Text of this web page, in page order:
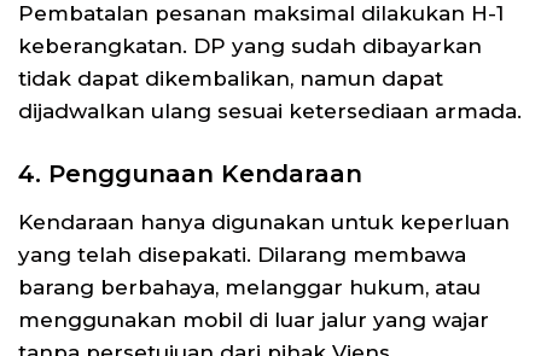
Pembatalan pesanan maksimal dilakukan H-1
keberangkatan. DP yang sudah dibayarkan
tidak dapat dikembalikan, namun dapat
dijadwalkan ulang sesuai ketersediaan armada.
4. Penggunaan Kendaraan
Kendaraan hanya digunakan untuk keperluan
yang telah disepakati. Dilarang membawa
barang berbahaya, melanggar hukum, atau
menggunakan mobil di luar jalur yang wajar